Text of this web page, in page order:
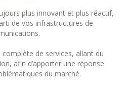
plus innovant et plus réactif,
de vos infrastructures de
complète de services, allant du
afin d’apporter une réponse
du marché.